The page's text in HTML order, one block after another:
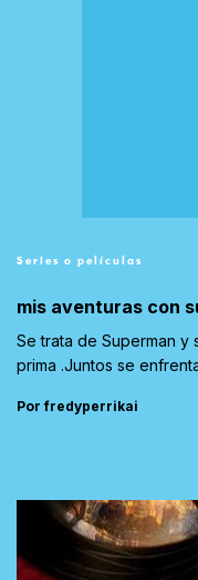
Series o películas
mis aventuras con
Se trata de Superman y
prima .Juntos se
Por fredyperrikai